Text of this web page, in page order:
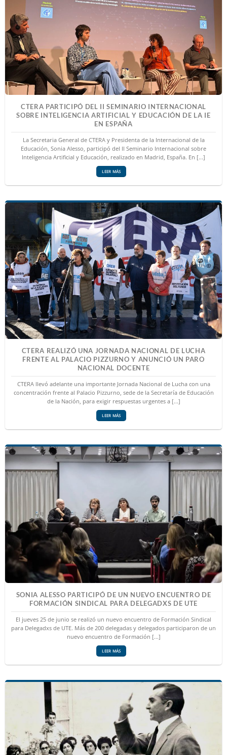
CTERA PARTICIPÓ DEL II SEMINARIO INTERNACIONAL
SOBRE INTELIGENCIA ARTIFICIAL Y EDUCACIÓN DE LA IE
EN ESPAÑA
La Secretaria General de CTERA y Presidenta de la Internacional de la
Educación, Sonia Alesso, participó del II Seminario Internacional sobre
Inteligencia Artificial y Educación, realizado en Madrid, España. En [...]
LEER MÁS
CTERA REALIZÓ UNA JORNADA NACIONAL DE LUCHA
FRENTE AL PALACIO PIZZURNO Y ANUNCIÓ UN PARO
NACIONAL DOCENTE
CTERA llevó adelante una importante Jornada Nacional de Lucha con una
concentración frente al Palacio Pizzurno, sede de la Secretaría de Educación
de la Nación, para exigir respuestas urgentes a [...]
LEER MÁS
SONIA ALESSO PARTICIPÓ DE UN NUEVO ENCUENTRO DE
FORMACIÓN SINDICAL PARA DELEGADXS DE UTE
El jueves 25 de junio se realizó un nuevo encuentro de Formación Sindical
para Delegadxs de UTE. Más de 200 delegadas y delegados participaron de un
nuevo encuentro de Formación [...]
LEER MÁS